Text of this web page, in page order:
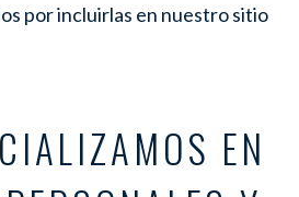
por incluirlas en nuestro sitio
EN